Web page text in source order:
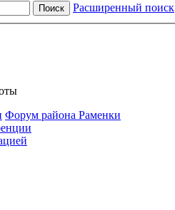
Поиск
Расширенный поиск
Форум района Раменки